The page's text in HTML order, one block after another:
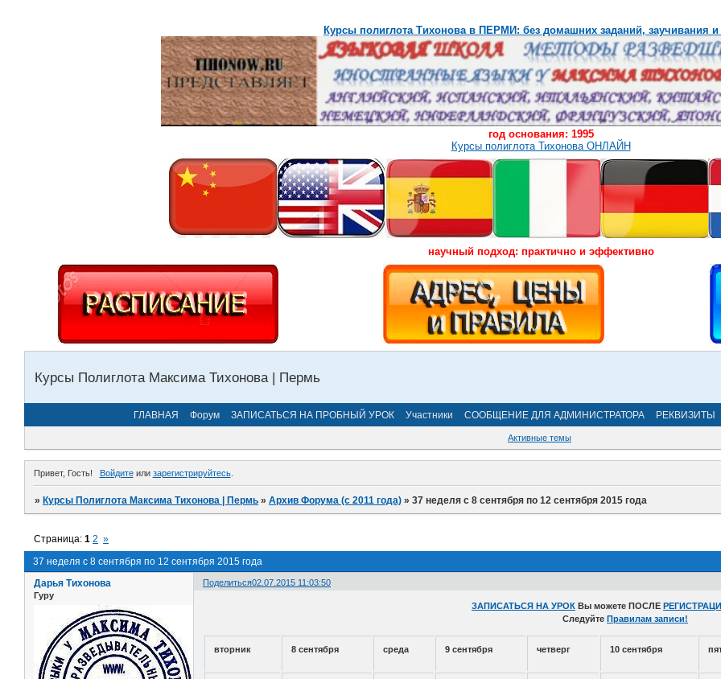
Курсы полиглота Тихонова в ПЕРМИ: без домашних заданий, заучивания и
год основания: 1995
Курсы полиглота Тихонова ОНЛАЙН
научный подход: практично и эффективно
Курсы Полиглота Максима Тихонова | Пермь
ГЛАВНАЯ Форум ЗАПИСАТЬСЯ НА ПРОБНЫЙ УРОК Участники СООБЩЕНИЕ ДЛЯ АДМИНИСТРАТОРА РЕКВИЗИТЫ
Активные темы
Привет, Гость! Войдитеили зарегистрируйтесь.
»Курсы Полиглота Максима Тихонова | Пермь »Архив Форума (с 2011 года) »37 неделя с 8 сентября по 12 сентября 2015 года
37 неделя с 8 сентября по 12 сентября 2015 года
Страница:1 2 »
Поделиться02.07.2015 11:03:50
Дарья Тихонова
Гуру
ЗАПИСАТЬСЯ НА УРОК Вы можете ПОСЛЕ
Следуйте Правилам записи!
вторник 8 сентября среда 9 сентября четверг 10 сентября